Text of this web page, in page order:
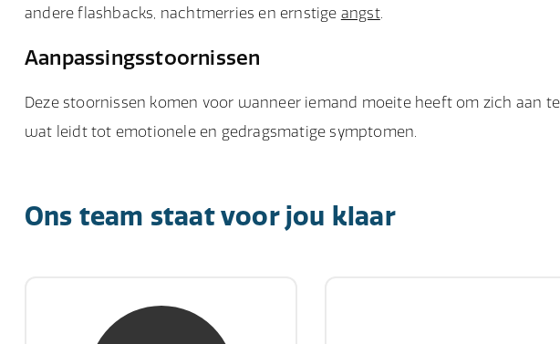
andere flashbacks, nachtmerries en ernstige angst.
Aanpassingsstoornissen
Deze stoornissen komen voor wanneer iemand moeite heeft om zich aan
wat leidt tot emotionele en gedragsmatige symptomen.
Ons team staat voor jou klaar
mw. mr. S. Gholamalian